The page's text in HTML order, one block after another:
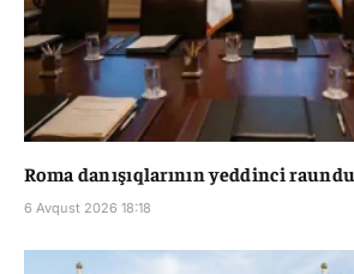
Roma danışıqlarının yeddinci
6 Avqust 2026 18:18